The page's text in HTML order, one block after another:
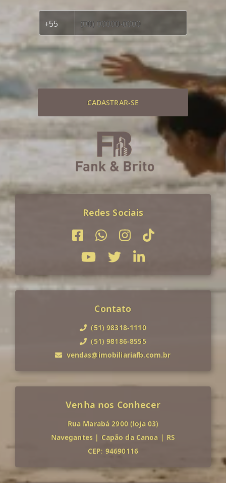
CADASTRAR-SE
Redes Sociais
Contato
(51) 98318-1110
(51) 98186-8555
vendas@imobiliariafb.com.br
Venha nos Conhecer
Rua Marabá 2900 (loja 03)
Navegantes | Capão da Canoa | RS
CEP: 94690116